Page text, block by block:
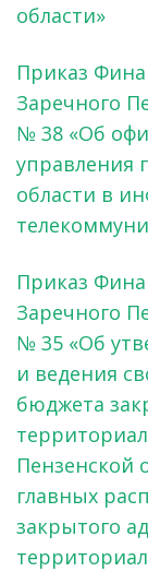
области»
Приказ
Заречного
№ 38 «Об
управления
области в
Приказ
Заречного
№ 35 «Об
и ведения
бюджета
Пензенской
главных
закрытого